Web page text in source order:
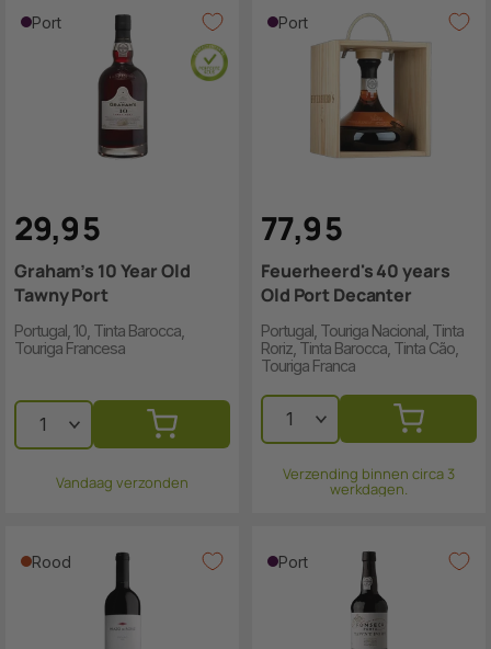
Port
29,95
Graham’s 10 Year Old
Tawny Port
Portugal, 10, Tinta Barocca,
Touriga Francesa
Vandaag verzonden
Port
77,95
Feuerheerd's 40 years
Old Port Decanter
Portugal, Touriga Nacional, Tinta
Roriz, Tinta Barocca, Tinta Cão,
Touriga Franca
Verzending binnen circa 3
werkdagen.
Rood Port